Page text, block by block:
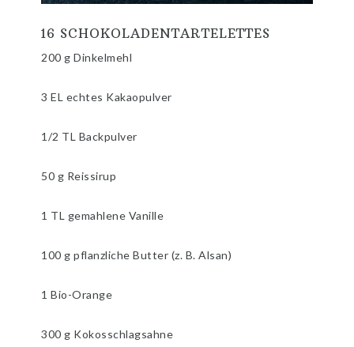
16 SCHOKOLADENTARTELETTES
200 g Dinkelmehl
3 EL echtes Kakaopulver
1/2 TL Backpulver
50 g Reissirup
1 TL gemahlene Vanille
100 g pflanzliche Butter (z. B. Alsan)
1 Bio-Orange
300 g Kokosschlagsahne